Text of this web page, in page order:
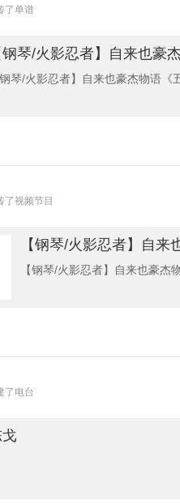
了单谱
钢琴/火影忍者】自来也豪
钢琴/火影忍者】自来也豪杰物语《
了视频节目
【钢琴/火影忍者】自
【钢琴/火影忍者】自来也豪杰
了电台
戈